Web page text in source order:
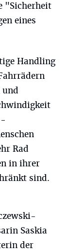
"Sicherheit
eines
Handling
und
-
Rad
in ihrer
sind.
Saskia
der